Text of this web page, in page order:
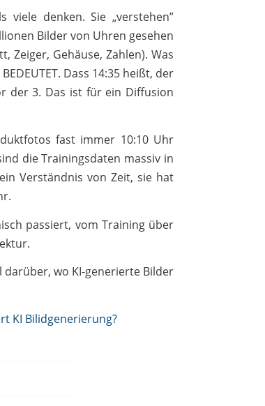
viele denken. Sie „verstehen”
Bilder von Uhren gesehen
Zeiger, Gehäuse, Zahlen). Was
Dass 14:35 heißt, der
der 3. Das ist für ein Diffusion
fast immer 10:10 Uhr
die Trainingsdaten massiv in
Verständnis von Zeit, sie hat
passiert, vom Training über
wo KI-generierte Bilder
KI Bilidgenerierung?